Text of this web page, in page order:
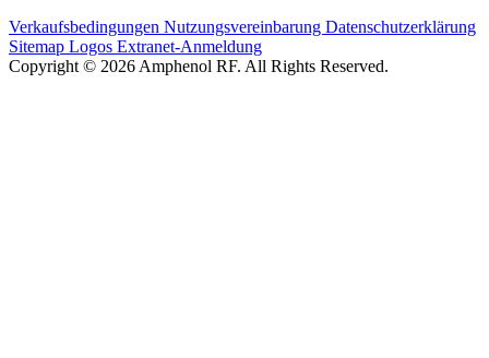
Verkaufsbedingungen Nutzungsvereinbarung Datenschutzerklärung
Sitemap Logos Extranet-Anmeldung
Copyright © 2026 Amphenol RF. All Rights Reserved.